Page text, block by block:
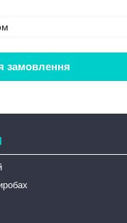
замовлення